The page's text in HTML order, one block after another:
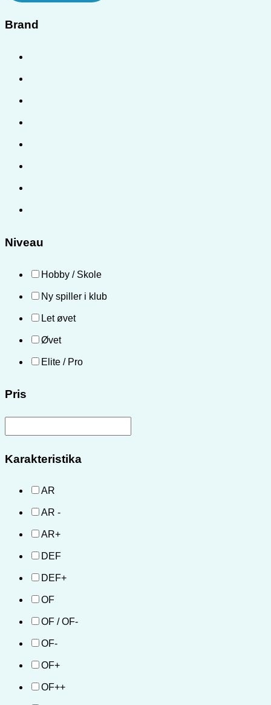
Brand
Niveau
Hobby / Skole
Ny spiller i klub
Let øvet
Øvet
Elite / Pro
Pris
Karakteristika
AR
AR -
AR+
DEF
DEF+
OF
OF / OF-
OF-
OF+
OF++